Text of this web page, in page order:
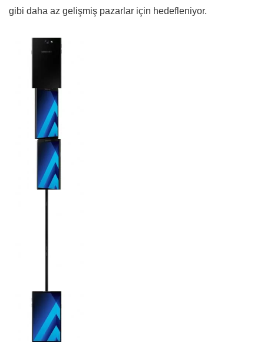
gibi daha az gelişmiş pazarlar için hedefleniyor.